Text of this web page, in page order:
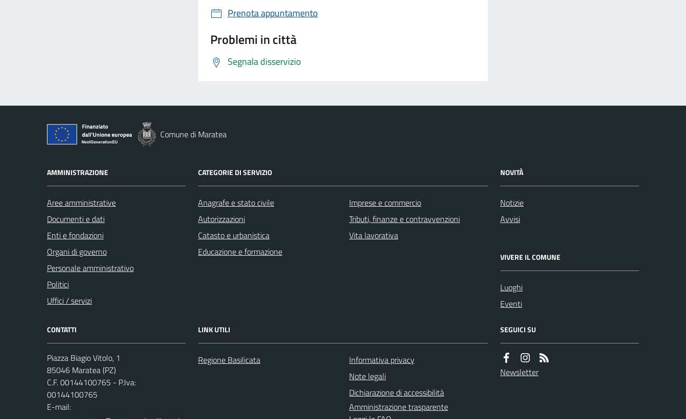
Prenota appuntamento
Problemi in città
Segnala disservizio
Comune di Maratea
AMMINISTRAZIONE
Aree amministrative
Documenti e dati
Enti e fondazioni
Organi di governo
Personale amministrativo
Politici
Uffici / servizi
CATEGORIE DI SERVIZIO
Anagrafe e stato civile
Autorizzazioni
Catasto e urbanistica
Educazione e formazione
Imprese e commercio
Tributi, finanze e contravvenzioni
Vita lavorativa
NOVITÀ
Notizie
Avvisi
VIVERE IL COMUNE
Luoghi
Eventi
CONTATTI
Piazza Biagio Vitolo, 1
85046 Maratea (PZ)
C.F. 00144100765 - P.Iva:
00144100765
E-mail:
LINK UTILI
Regione Basilicata
Informativa privacy
Note legali
Dichiarazione di accessibilità
Amministrazione trasparente
SEGUICI SU
Newsletter